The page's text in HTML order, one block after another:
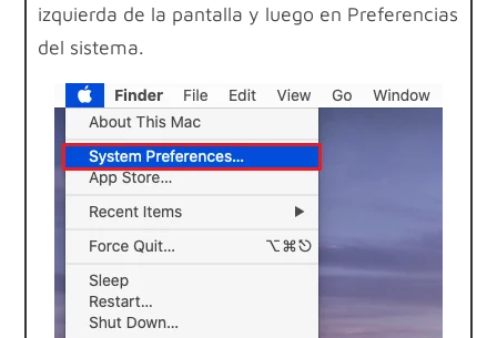
izquierda de la pantalla y luego en Preferencias
del sistema.